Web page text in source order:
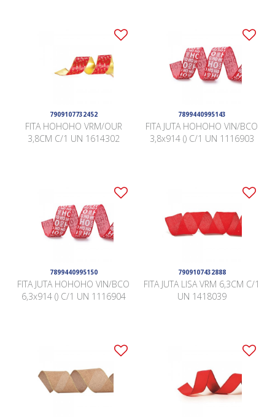
7909107732452
FITA HOHOHO VRM/OUR
3,8CM C/1 UN 1614302
7899440995143
FITA JUTA HOHOHO VIN/BCO
3,8x914 () C/1 UN 1116903
7899440995150
FITA JUTA HOHOHO VIN/BCO
6,3x914 () C/1 UN 1116904
7909107432888
FITA JUTA LISA VRM 6,3CM C/1
UN 1418039